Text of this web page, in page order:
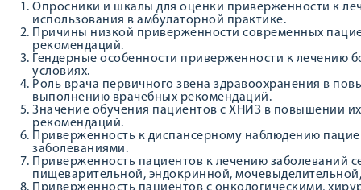
Опросники и шкалы для оценки приверженности к
использования в амбулаторной практике.
Причины низкой приверженности современных
рекомендаций.
Гендерные особенности приверженности к лечению
условиях.
Роль врача первичного звена здравоохранения в
выполнению врачебных рекомендаций.
Значение обучения пациентов с ХНИЗ в повышении
рекомендаций.
Приверженность к диспансерному наблюдению
заболеваниями.
Приверженность пациентов к лечению заболеваний
пищеварительной, эндокринной,